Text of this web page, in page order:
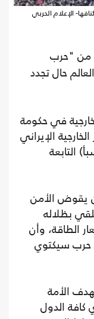
الإعلام الحربي
من "حرب
حال تجدد
في حكومة
الإيراني
التابعة
يقوض الأمن
بظلاله
الطاقة، وأن
حرب سيكتوي
الأمة
الدول